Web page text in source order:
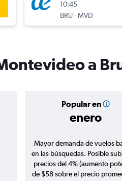
10:45
BRU-MVD
a
Popular en
enero
Mayor demanda de vuelos
en las búsquedas. Posible
precios del 4% (aumento
de $58 sobre el precio